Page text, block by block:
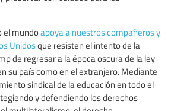
el mundoapoya a nuestros compañeros y
Unidosque resisten el intento de la
de regresar a la época oscura de la ley
su país como en el extranjero. Mediante
sindical de la educación en todo el
y defendiendo los derechos